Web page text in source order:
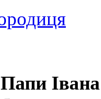
Папи